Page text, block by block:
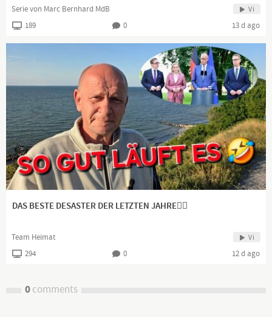
Serie von Marc Bernhard MdB Vi
189 0 13 d ago
DAS BESTE DESASTER DER LETZTEN JAHRE👍🏻
Team Heimat Vi
294 0 12 d ago
0comments